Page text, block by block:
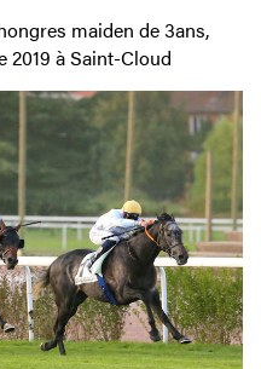
maiden de 3ans,
2019 à Saint-Cloud